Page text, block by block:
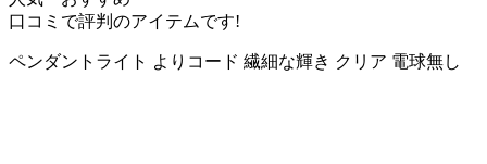
口コミで評判のアイテムです!
ペンダントライト よりコード 繊細な輝き クリア 電球無し